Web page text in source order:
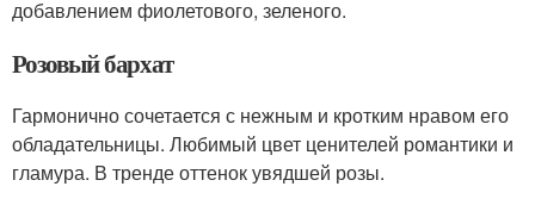
добавлением фиолетового, зеленого.
Розовый бархат
Гармонично сочетается с нежным и кротким нравом его
обладательницы. Любимый цвет ценителей романтики и
гламура. В тренде оттенок увядшей розы.